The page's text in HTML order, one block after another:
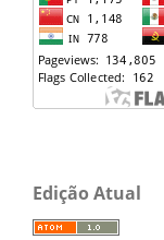
Edição Atual